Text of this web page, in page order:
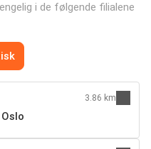
i de følgende filialene
3.86 km